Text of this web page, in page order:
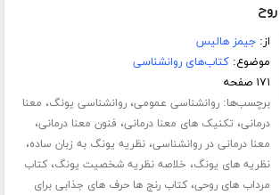
از:جیمز هالیس
موضوع:کتاب‌های روانشناسی
۱۷۱ صفحه
برچسب‌ها:روانشناسی عمومی،روانشناسی یونگ، معنا
درمانی، تکنیک های معنا درمانی، فنون معنا درمانی،
معنا درمانی در روانشناسی،نظریه یونگ به زبان ساده،
نظریه های یونگ، خلاصه نظریه شخصیت یونگ،کتاب
مرداب هاى روحى،کتاب رنج ها حرف های جذابی برای